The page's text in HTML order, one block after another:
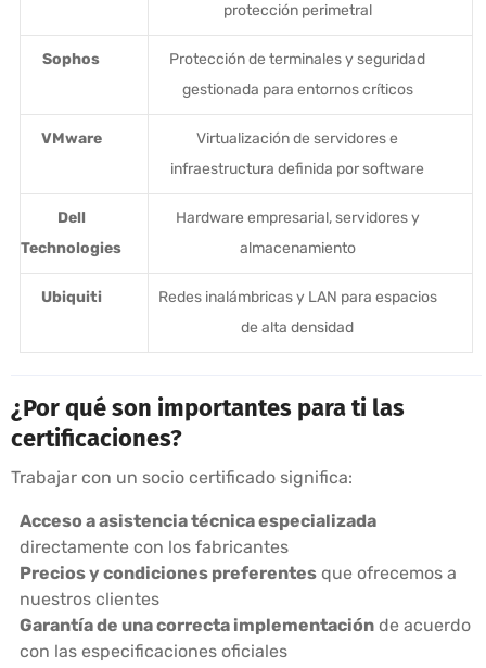
protección perimetral
Sophos
Protección de terminales y seguridad
gestionada para entornos críticos
VMware
Virtualización de servidores e
infraestructura definida por software
Dell
Technologies
Hardware empresarial, servidores y
almacenamiento
Ubiquiti
Redes inalámbricas y LAN para espacios
de alta densidad
¿Por qué son importantes para ti las
certificaciones?
Trabajar con un socio certificado significa:
Acceso a asistencia técnica especializada
directamente con los fabricantes
Precios y condiciones preferentes que ofrecemos a
nuestros clientes
Garantía de una correcta implementación de acuerdo
con las especificaciones oficiales